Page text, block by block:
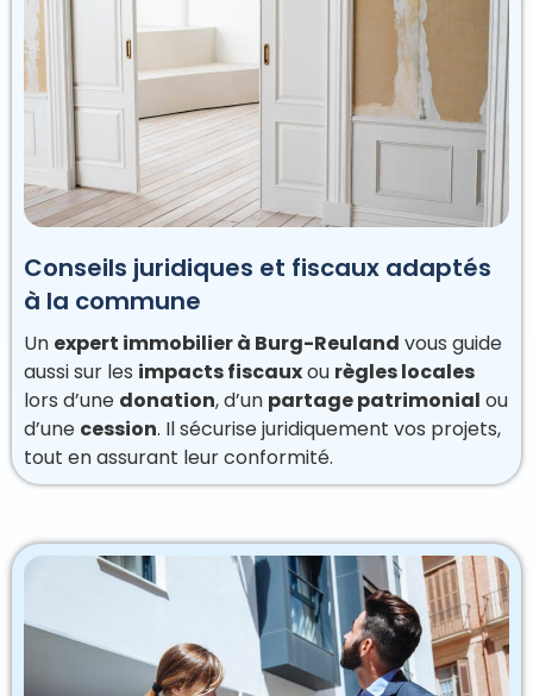
Conseils juridiques et fiscaux adaptés
à la commune
Un expert immobilier à Burg-Reuland vous guide
aussi sur les impacts fiscauxou règles locales
lors d’une donation, d’un partage patrimonial ou
d’une cession. Il sécurise juridiquement vos projets,
tout en assurant leur conformité.